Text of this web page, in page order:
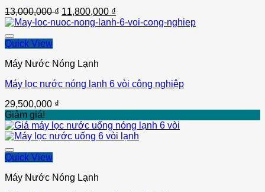
13,000,000₫ Giá
gốc
11,800,000 ₫
hiện
Quick View
Máy Nước Nóng Lạnh
Máy lọc nước nóng lạnh 6 vòi công nghiệp
29,500,000 ₫
Giảm giá!
Quick View
Máy Nước Nóng Lạnh